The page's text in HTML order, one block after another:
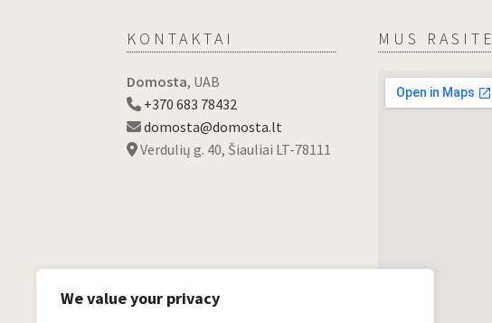
We value your privacy
KONTAKTAI
Domosta, UAB
+370 683 78432
domosta@domosta.lt
Verdulių g. 40, Šiauliai LT-78111
MUS RASITE